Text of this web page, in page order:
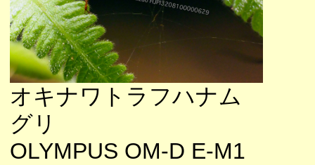
オキナワトラフハナム
グリ
OLYMPUS OM-D E-M1